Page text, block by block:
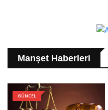
Manşet Haberleri
GÜNCEL